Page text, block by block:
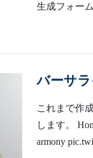
生成フォー
バーサ
これまで作
します。
armony